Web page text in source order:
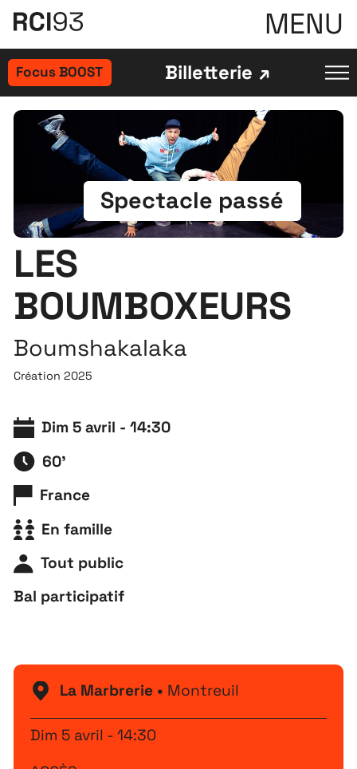
MENU
Focus BOOST Billetterie
Spectacle passé
LES
BOUMBOXEURS
Boumshakalaka
Création 2025
Dim 5 avril - 14:30
60'
France
En famille
Tout public
Bal participatif
La Marbrerie • Montreuil
Dim 5 avril - 14:30